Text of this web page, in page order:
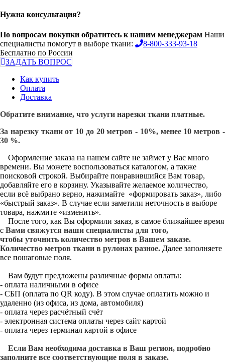
Нужна консультация?
По вопросам покупки обратитесь к нашим менеджерам Наши
специалисты помогут в выборе ткани:
8-800-333-93-18
Бесплатно по России
ЗАДАТЬ ВОПРОС
Как купить
Оплата
Доставка
Обратите внимание, что услуги нарезки ткани платные.
За нарезку ткани от 10 до 20 метров - 10%, менее 10 метров -
30 %.
Оформление заказа на нашем сайте не займет у Вас много
времени. Вы можете воспользоваться каталогом, а также
поисковой строкой. Выбирайте понравившийся Вам товар,
добавляйте его в корзину. Указывайте желаемое количество,
если всё выбрано верно, нажимайте «формировать заказ», либо
«быстрый заказ». В случае если заметили неточность в выборе
товара, нажмите «изменить».
После того, как Вы оформили заказ, в самое ближайшее время
с Вами свяжутся наши специалисты для того,
чтобы уточнить количество метров в Вашем заказе.
Количество метров ткани в рулонах разное. Далее заполняете
все пошаговые поля.
Вам будут предложены различные формы оплаты:
- оплата наличными в офисе
- СБП (оплата по QR коду). В этом случае оплатить можно и
удаленно (из офиса, из дома, автомобиля)
- оплата через расчётный счёт
- электронная система оплаты через сайт картой
- оплата через терминал картой в офисе
Если Вам необходима доставка в Ваш регион, подробно
заполните все соответствующие поля в заказе.